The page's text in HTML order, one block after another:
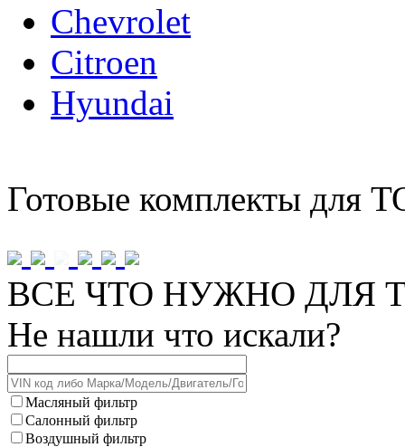
Chevrolet
Citroen
Hyundai
Готовые комплекты для
ВСЕ ЧТО НУЖНО ДЛЯ
Не нашли что искали?
Масляный фильтр
Салонный фильтр
Воздушный фильтр